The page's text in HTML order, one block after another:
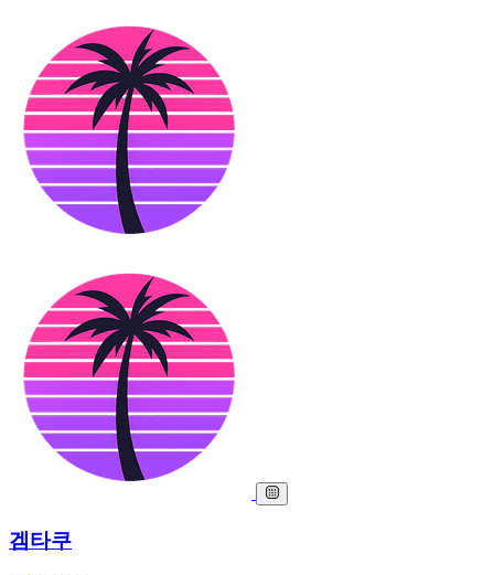
겜타쿠